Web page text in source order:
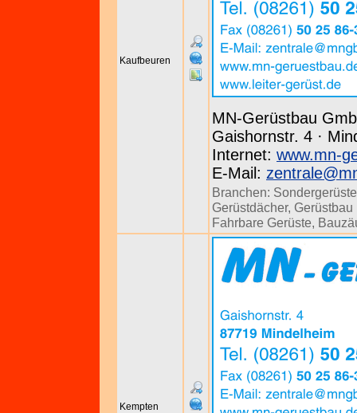
Kaufbeuren
MN-Gerüstbau
Gaishornstr. 4 ·
Internet: www.mn-
E-Mail:
Branchen: Sondergerüste
Gerüstdächer, Gerüstbau
Fahrbare Gerüste,
Kempten